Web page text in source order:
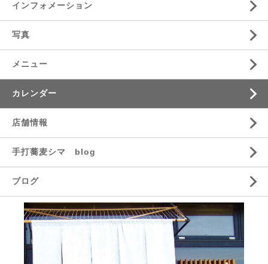
インフォメーション
写真
メニュー
カレンダー
店舗情報
手打蕎麦シマ blog
ブログ